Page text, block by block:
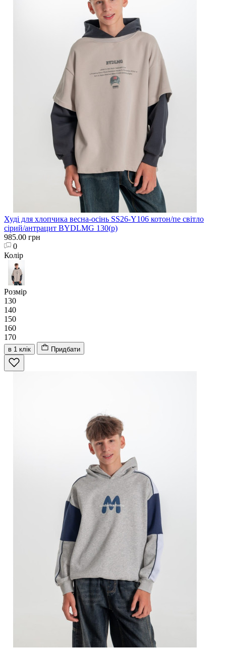
Худі для хлопчика весна-осінь SS26-Y106 котон/пе світло
сірий/антрацит BYDLMG 130(р)
985.00 грн
0
Колір
Розмір
130
140
150
160
170
в 1 клік Придбати